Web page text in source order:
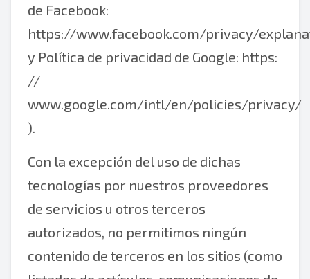
de Facebook:
https://www.facebook.com/privacy/
y Política de privacidad de Google: https:
//
www.google.com/intl/en/policies/privacy/
).
Con la excepción del uso de dichas
tecnologías por nuestros proveedores
de servicios u otros terceros
autorizados, no permitimos ningún
contenido de terceros en los sitios (como